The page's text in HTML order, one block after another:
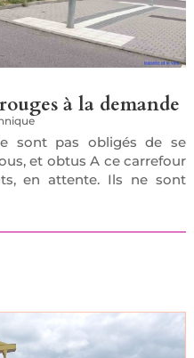
à la demande
sont pas obligés de se
et obtus A ce carrefour
en attente. Ils ne sont